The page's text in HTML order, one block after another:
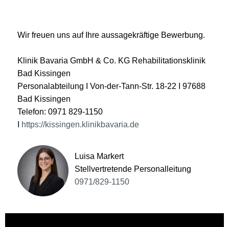
Wir freuen uns auf Ihre aussagekräftige Bewerbung.
Klinik Bavaria GmbH & Co. KG Rehabilitationsklinik
Bad Kissingen
Personalabteilung I Von-der-Tann-Str. 18-22 I 97688
Bad Kissingen
Telefon: 0971 829-1150
https://kissingen.klinikbavaria.de
Luisa Markert
Stellvertretende Personalleitung
0971/829-1150